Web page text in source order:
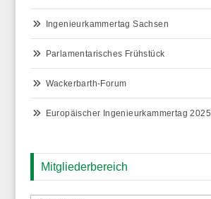
Ingenieurkammertag Sachsen
Parlamentarisches Frühstück
Wackerbarth-Forum
Europäischer Ingenieurkammertag 2025
Mitgliederbereich